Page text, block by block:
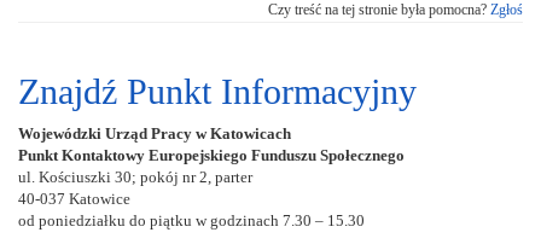
Czy treść na tej stronie była pomocna? Zgłoś
Znajdź Punkt Informacyjny
Wojewódzki Urząd Pracy w Katowicach
Punkt Kontaktowy Europejskiego Funduszu Społecznego
ul. Kościuszki 30; pokój nr 2, parter
40-037 Katowice
od poniedziałku do piątku w godzinach 7.30 – 15.30